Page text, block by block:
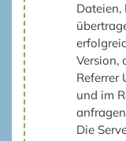
Dateien,
Version,
Referrer
und im
Die